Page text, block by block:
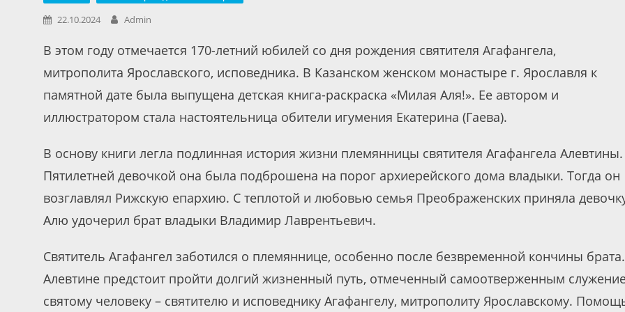
22.10.2024 Admin
В этом году отмечается 170-летний юбилей со дня рождения святителя Агафангела,
митрополита Ярославского, исповедника. В Казанском женском монастыре г. Ярославля к
памятной дате была выпущена детская книга-раскраска «Милая Аля!». Ее автором и
иллюстратором стала настоятельница обители игумения Екатерина (Гаева).
В основу книги легла подлинная история жизни племянницы святителя Агафангела Алевтины.
Пятилетней девочкой она была подброшена на порог архиерейского дома владыки. Тогда он
возглавлял Рижскую епархию. С теплотой и любовью семья Преображенских приняла
Алю удочерил брат владыки Владимир Лаврентьевич.
Святитель Агафангел заботился о племяннице, особенно после безвременной кончины брата.
Алевтине предстоит пройти долгий жизненный путь, отмеченный самоотверженным
святому человеку – святителю и исповеднику Агафангелу, митрополиту Ярославскому.